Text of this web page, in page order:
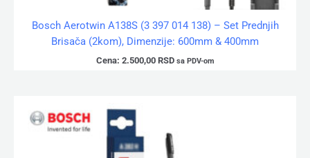
Bosch Aerotwin A138S (3 397 014 138) – Set Prednjih
Brisača (2kom), Dimenzije: 600mm & 400mm
Cena: 2.500,00 RSD sa PDV-om